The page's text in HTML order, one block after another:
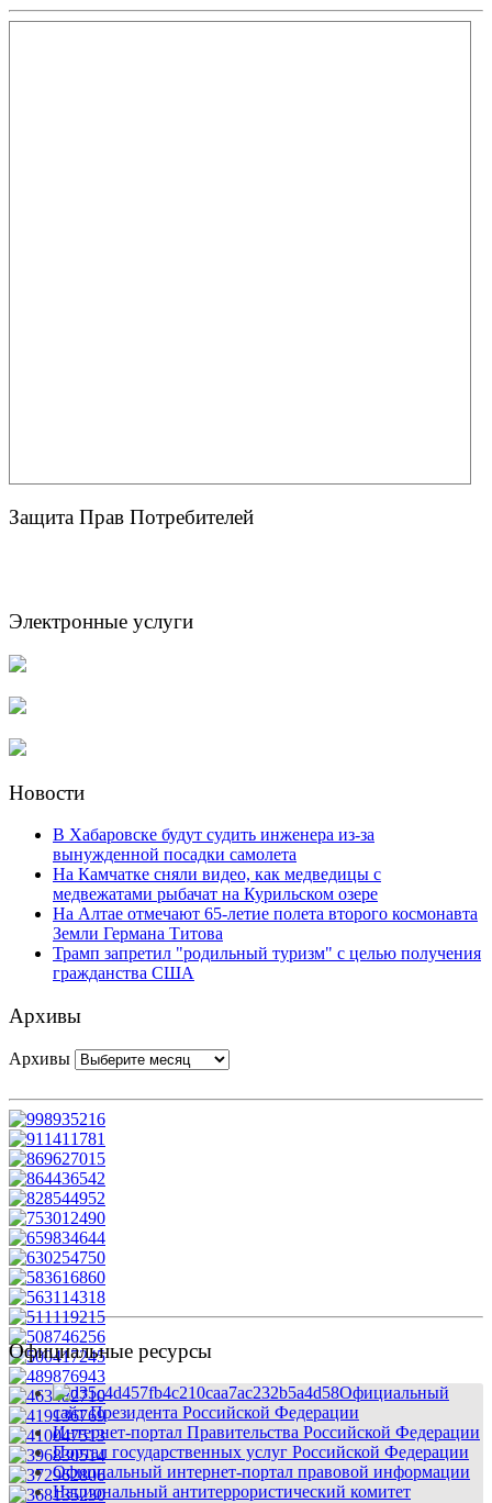
Защита Прав Потребителей
Электронные услуги
Новости
В Хабаровске будут судить инженера из-за
вынужденной посадки самолета
На Камчатке сняли видео, как медведицы с
медвежатами рыбачат на Курильском озере
На Алтае отмечают 65-летие полета второго космонавта
Земли Германа Титова
Трамп запретил "родильный туризм" с целью получения
гражданства США
Архивы
Архивы
Официальные ресурсы
Официальный
сайт Президента Российской Федерации
Интернет-портал Правительства Российской Федерации
Портал государственных услуг Российской Федерации
Официальный интернет-портал правовой информации
Национальный антитеррористический комитет